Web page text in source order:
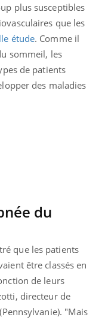
plus susceptibles
que les
étude. Comme il
sommeil, les
de patients
des maladies
du
que les patients
être classés en
de leurs
directeur de
"Mais